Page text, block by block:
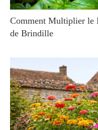
Comment Multiplier le
de Brindille